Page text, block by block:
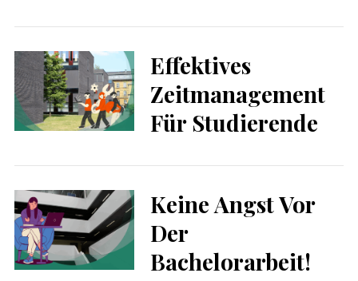
Effektives
Zeitmanagement
Für Studierende
Keine Angst Vor
Der
Bachelorarbeit!
S
e
r
h
f
o
: